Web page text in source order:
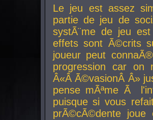
Le jeu est assez
partie de jeu de
systÃ¨me de jeu
effets sont Ã©crits
joueur peut
progression car
Â«Â Ã©vasionÂ Â»
pense mÃªme Ã
puisque si vous
prÃ©cÃ©dente